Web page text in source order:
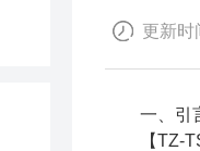
更新时
一、引
【TZ-